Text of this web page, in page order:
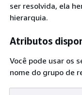
ser resolvida, ela
hierarquia.
Atributos
Você pode usar os
nome do grupo de